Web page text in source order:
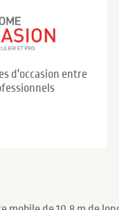
d'occasion entre